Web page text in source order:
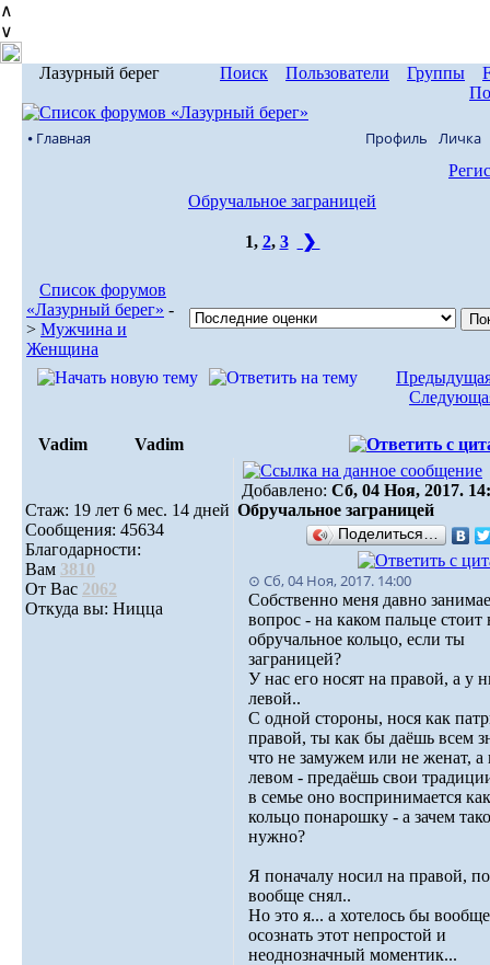
∧
∨
Лазурный берег Поиск Пользователи Группы
⦁ Главная Профиль Личка
Обручальное заграницей
1, 2, 3 ❯
Список форумов
«Лазурный берег» -
> Мужчина и
Женщина
Vadim Vadim
Стаж: 19 лет 6 мес. 14 дней
Сообщения: 45634
Благодарности:
Вам 3810
От Вас 2062
Откуда вы: Ницца
Добавлено: Сб, 04 Ноя, 2017.
Обручальное заграницей
Поделиться…
⊙ Сб, 04 Ноя, 2017. 14:00
Собственно меня давно
вопрос - на каком пальце стоит
обручальное кольцо, если ты
заграницей?
У нас его носят на правой, а у
левой..
С одной стороны, нося как
правой, ты как бы даёшь всем
что не замужем или не женат, а
левом - предаёшь свои
в семье оно воспринимается как
кольцо понарошку - а зачем
нужно?
Я поначалу носил на правой,
вообще снял..
Но это я... а хотелось бы вообще
осознать этот непростой и
неоднозначный моментик...